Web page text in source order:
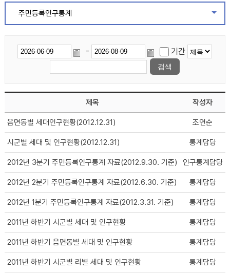
주민등록인구통계
- 기간
제목 작성자
읍면동별 세대인구현황(2012.12.31) 조연순
시군별 세대 및 인구현황(2012.12.31) 통계담당
2012년 3분기 주민등록인구통계 자료(2012.9.30. 기준) 인구통계담당
2012년 2분기 주민등록인구통계 자료(2012.6.30. 기준) 통계담당
2012년 1분기 주민등록인구통계 자료(2012.3.31. 기준) 통계담당
2011년 하반기 시군별 세대 및 인구현황 통계담당
2011년 하반기 읍면동별 세대 및 인구현황 통계담당
2011년 하반기 시군별 리별 세대 및 인구현황 통계담당